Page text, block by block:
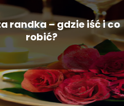
randka – gdzie iść i co
robić?